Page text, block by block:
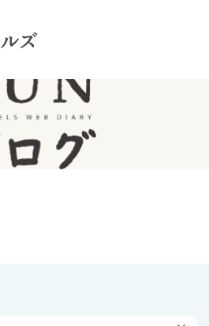
全国 PDハウス
北陸 介護生活のアイテム
企業情報トップ
サステナビリティ
投資家情報トップ
経営情報